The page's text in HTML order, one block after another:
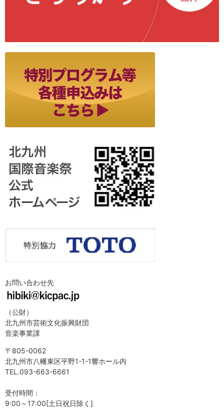
お問い合わせ先
（公財）
北九州市芸術文化振興財団
音楽事業課
〒805-0062
北九州市八幡東区平野1-1-1響ホール内
TEL.093-663-6661
受付時間：
9:00～17:00[土日祝日除く]